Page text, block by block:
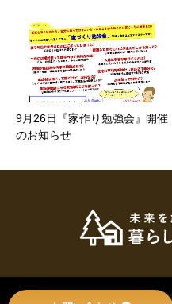
9月26日『家作り勉強会』開催
のお知らせ
小田原・秦野・足柄で新築・注